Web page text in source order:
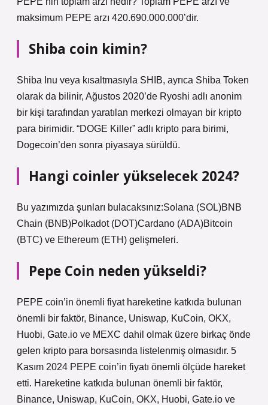
maksimum PEPE arzı 420.690.000.000’dir.
Shiba coin kimin?
Shiba Inu veya kısaltmasıyla SHIB, ayrıca Shiba Token
olarak da bilinir, Ağustos 2020’de Ryoshi adlı anonim
bir kişi tarafından yaratılan merkezi olmayan bir kripto
para birimidir. “DOGE Killer” adlı kripto para birimi,
Dogecoin’den sonra piyasaya sürüldü.
Hangi coinler yükselecek 2024?
Bu yazımızda şunları bulacaksınız:Solana (SOL)BNB
Chain (BNB)Polkadot (DOT)Cardano (ADA)Bitcoin
(BTC) ve Ethereum (ETH) gelişmeleri.
Pepe Coin neden yükseldi?
PEPE coin’in önemli fiyat hareketine katkıda bulunan
önemli bir faktör, Binance, Uniswap, KuCoin, OKX,
Huobi, Gate.io ve MEXC dahil olmak üzere birkaç önde
gelen kripto para borsasında listelenmiş olmasıdır. 5
Kasım 2024 PEPE coin’in fiyatı önemli ölçüde hareket
etti. Hareketine katkıda bulunan önemli bir faktör,
Binance, Uniswap, KuCoin, OKX, Huobi, Gate.io ve